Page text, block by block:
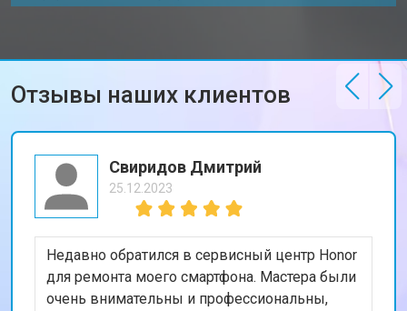
Отзывы наших клиентов
Свиридов Дмитрий
25.12.2023
Недавно обратился в сервисный центр Honor
для ремонта моего смартфона. Мастера были
очень внимательны и профессиональны,